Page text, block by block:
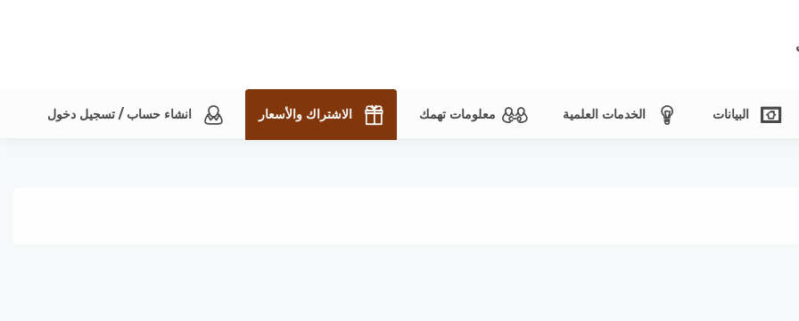
البيانات الخدمات العلمية معلومات تهمك الاشتراك والأسعار انشاء حساب / تسجيل دخول